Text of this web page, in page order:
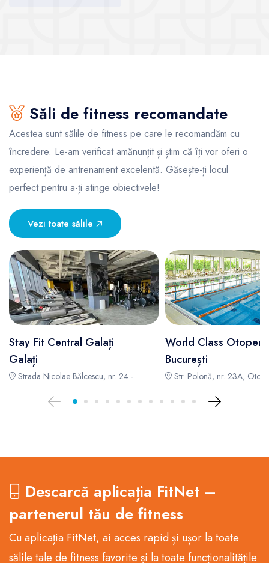
Săli de fitness recomandate
Acestea sunt sălile de fitness pe care le recomandăm cu
încredere. Le-am verificat amănunțit și știm că îți vor oferi o
experiență de antrenament excelentă. Găsește-ți locul
perfect pentru a-ți atinge obiectivele!
Vezi toate sălile
Stay Fit Central Galați
Galați
Strada Nicolae Bălcescu, nr. 24 -
World Class Otopeni
București
Str. Polonă, nr. 23A,
Descarcă aplicația FitNet –
partenerul tău de fitness
Cu aplicația FitNet, ai acces rapid și ușor la toate
sălile tale de fitness favorite și la toate funcționalitățile